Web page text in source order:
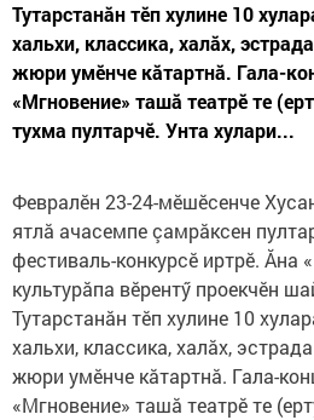
Тутарстанăн тӗп хулине 10
хальхи, классика, халăх,
жюри умӗнче кăтартнă. Гала-
«Мгновение» ташă театрӗ те
тухма пултарчӗ. Унта хулари...
Февралӗн 23-24-мӗшӗсенче
ятлă ачасемпе çамрăксен
фестиваль-конкурсӗ иртрӗ. Ăна
культурăпа вӗрентӳ проекчӗн
Тутарстанăн тӗп хулине 10
хальхи, классика, халăх,
жюри умӗнче кăтартнă. Гала-
«Мгновение» ташă театрӗ те